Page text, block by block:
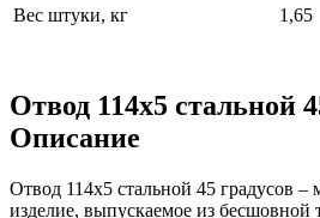
Вес штуки, кг
1,65
Отвод 114х5 стальной
Описание
Отвод 114х5 стальной 45 градусов –
изделие, выпускаемое из